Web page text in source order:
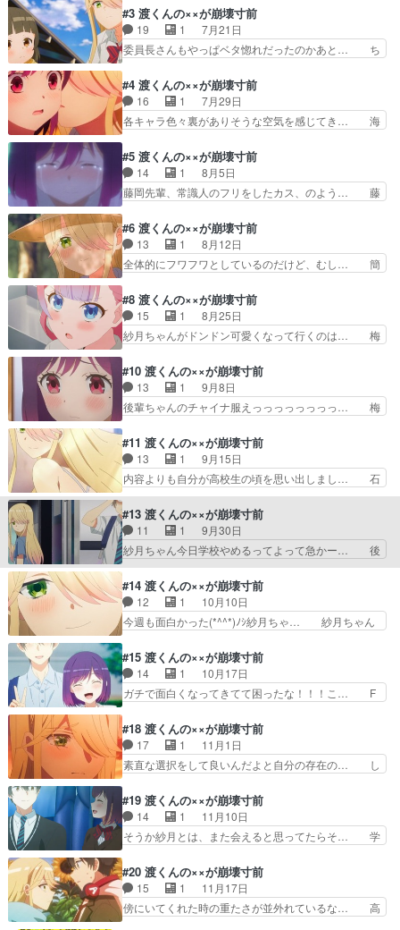
ィッチおどおどしている子が… 直人の母役で出演
させていただきましたドッ… 色んな意味で元気に
なりました(((((殴…
しちゃんが全て掻っ攫っていった初回… 「守りた
い、この笑顔。すずちゃん可愛すぎ… お兄ちゃん
にかまってほしくてわざと悪い点… ヒロイン2人
のラブコメ要素があり、同世代… ヒロインズのち
な作品だこれ…タイトルの… この前から何も知ら
ないで見始めたけど個人… 1話から感じていたキ
ャラ達の行動原理の不…
#3 渡くんの××が崩壊寸前
19 1
7月21日
委員長さんもやっぱベタ惚れだったのかあと… ち
もどうでもいいな。土曜日のうちに見な… 渡の布
団の中にいる紗月w身体ビクビクさせ… 畑荒らし
の真相⁉︎紗月はまだ何か隠してる… タイトルはと
もかく、結局のところは三角関… すずちゃん可愛
かもしれないが、ラ… まとも枠と思われた石原さ
ん、自身のイメー… うーん、ラブコメ作品として
は駆け引きがあ…
#4 渡くんの××が崩壊寸前
16 1
7月29日
各キャラ色々裏がありそうな空気を感じてき… 海
とこの兄妹の共依存が怖いわ。やっぱり… 水着回
というやつでした。そしてFカップち… 藤岡先輩
はいい人そうだけど、石原さんはあ… 相変わらず
ラブコメとは関係ない要素（激重… ヒロインキャ
人を意識しつつある？そして… 紗月は渡くんへの
恋人願望は無いらしい。だ… ラブコメ必須の水着
回早速ラッキースケベで…
#5 渡くんの××が崩壊寸前
14 1
8月5日
藤岡先輩、常識人のフリをしたカス、のよう… 藤
おう見ているので軽くスクショ整理。石… もうホ
ラーだよあの先輩。伊駒ゆりえ)ちゃ… 藤岡先
輩、本人の話も聞かず周りには付き合… 先輩、嫌
なキャラでしたね。あの自信過剰み… 言うべきこ
張る回と聞いていましたが本当… 外面だけは良く
振る舞ってて。その上で紫の… 紗月も紫もセクシ
ーな水着姿を披露しまくり…
#6 渡くんの××が崩壊寸前
13 1
8月12日
全体的にフワフワとしているのだけど、むし… 簡
て紗月ちゃんがどんどん本気出してくる… まさか
のFカップちゃんから主人公が告白さ… 遂に石原
さんが動揺を乗り越えて告白を遂げ… 告白の練習
までする石原さんの乙女心全開の… めっちゃ気に
ごっこ。可愛い大冒険だった… 告白の練習をする
くらい乙女心を出してたの… 今回はラブコメ要素
多め、ラッキースケベ連…
#8 渡くんの××が崩壊寸前
15 1
8月25日
紗月ちゃんがドンドン可愛くなって行くのは… 梅
主要キャラ出しちゃダメでしょ！しかも… 後輩ち
ゃんの下着くっそエロ！！！！！！！… 小動物系
な後輩ポジの子で可愛いです。1話… 相変わらず
気になってしまう絡み方する紗月… 今期のヒロイ
要素満載真輝奈の本格参戦で… 新キャラの子がグ
イグイきますという流れ。… ハァハァが長かった
なｗ紫さんは受け入れ態…
#10 渡くんの××が崩壊寸前
13 1
9月8日
後輩ちゃんのチャイナ服えっっっっっっっっ… 梅
ップちゃんとはなんとか話をして恋人関… 梅澤ち
ゃんはおじゃま虫だけど、開き直りが… 駅名に羽
村の名前出してるのに図書館は葉村… 真輝奈「大
抵の男の人は胸が大きい方が好き… 紗月ちゃんは
に向かい合う決意の紫瞳のハ… このアニメは漫画
版のほうがみんな可愛くて… 鈴ちゃんが梅澤さん
に、1番になれないって…
#11 渡くんの××が崩壊寸前
13 1
9月15日
内容よりも自分が高校生の頃を思い出しまし… 石
原さんが先へ先へ進もうと焦れば焦るほど… とう
とう一線を⁉︎も、まだまだ子供とお母… 主人公が
Fカップちゃんと正式に付き合う事… まぁ現実的
に考えたら結婚とかお付き合いっ… 石原さんが性
急すぎる。抑圧された反動もあ… 親との関係に欠
なぁ・・紗月のスク水カッ… 紗月は何してるんだ
ろ？その授業で補習って… 渡くんと石原さんが、
大人になろうとしてい…
#13 渡くんの××が崩壊寸前
11 1
9月30日
紗月ちゃん今日学校やめるってよって急かー… 後
輩ちゃんの尻だああああああああああああ… 何か
あったら困るって、セックスのことです… 梅澤さ
んよぉ、策略を巡らせても渡くんには… 渡くんが
真面目すぎてダメだ。梅澤さんにも… 超積極的な
ところ以外は好きな人の為に料理… 主人公が3人
第１１回Episode15… 渡くん、結局長野へ…。こ
れじゃあまた絡れ… ガチで梅澤がかませ犬すぎる
だろ。勢いで特…
#14 渡くんの××が崩壊寸前
12 1
10月10日
今週も面白かった(*^^*)ﾉｼ紗月ちゃ… 紗月ちゃん
弥生さんが明るいキャラ… 紗月に誘い込まれるよ
うに、紗月の実家にま… 精力ドリンクで卒倒した
の面白すぎる。実は… まあもう少し見てみようか
これはなんだかん… ベストバウト」第１２回
の弥生ち… ずっと引っ張っていた紗月さんの家庭
事情で… 思ったより毒親じゃなかったし、思った
より…
#15 渡くんの××が崩壊寸前
14 1
10月17日
ガチで面白くなってきてて困ったな！！！こ… F
はまだ自分の気持ちの正体に気付けてな… いきな
り紗月の告白キターー！＼(^o^)… 各人が大人と
向き合い、自分たちの姿を改め… 相変わらず野郎
の好都合で安易な妄想の理想… これは流石に石原
た。」って聞いちゃうの… いよいよヒロイン二人
の直接対決！そんな様… 恋愛要素が面白くなって
きました。紗月も石…
#18 渡くんの××が崩壊寸前
17 1
11月1日
素直な選択をして良いんだよと自分の存在の… し
にとっての心的負担の緩衝材、気持ちの… 選択と
いうラブロマンス永遠のテーマに差し… ありがと
うございました！今回はなんと、子… 大きく話が
動きましたね。渡くんが大学生に… 新キャラセク
第１６回Episode20… 結構トンデモ展開だけどそ
れに見合う面白さ… 石原さんの出番なし。紗月が
メインヒロイン…
#19 渡くんの××が崩壊寸前
14 1
11月10日
そうか紗月とは、また会えると思ってたらそ… 学
には過去の経緯や未来の展望が大きく影… 徳井が
メガネｽﾁｬのポーズでモザイクアプ… バレンタイ
ンの日石川さんから友チョコを貰… 友チョコとか
言ってたけど紫はまだまだ直人… 徳井が有能すぎ
#20 渡くんの××が崩壊寸前
15 1
11月17日
傍にいてくれた時の重たさが並外れているな… 高